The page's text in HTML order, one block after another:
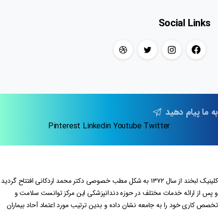
Social Links
به ما پیام دهید
Twitter
Youtube
Linkedin
Pinterest
کلینیک لبخند از سال ۱۳۷۲ به شکل مطب خصوصی دکتر محمد اردکانی افتتاح گردید
و پس از ارائه خدمات مختلف در حوزه دندانپزشکی این مرکز توانست سلامت و
تخصص کاری خود را به جامعه نشان داده و بدین ترتیب مورد اعتماد آحاد بیماران